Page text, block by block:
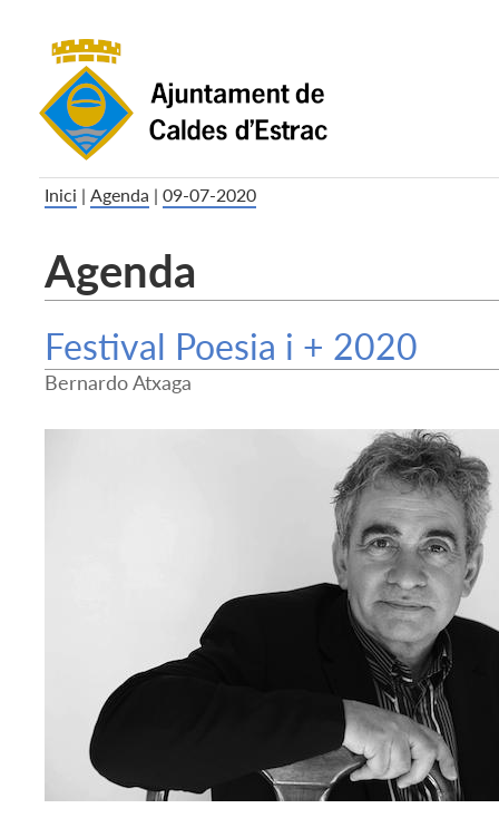
Inici | Agenda | 09-07-2020
Agenda
Festival Poesia i + 2020
Bernardo Atxaga